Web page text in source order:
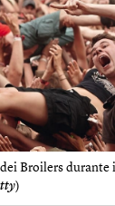
Broilers durante
)